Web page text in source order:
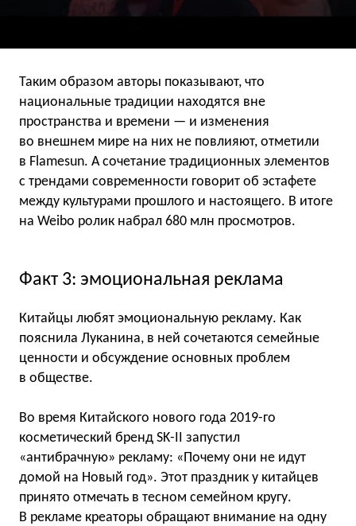
Таким образом авторы показывают, что
национальные традиции находятся вне
пространства и времени — и изменения
во внешнем мире на них не повлияют, отметили
в Flamesun. А сочетание традиционных элементов
с трендами современности говорит об эстафете
между культурами прошлого и настоящего. В итоге
на Weibo ролик набрал 680 млн просмотров.
Факт 3: эмоциональная реклама
Китайцы любят эмоциональную рекламу. Как
пояснила Луканина, в ней сочетаются семейные
ценности и обсуждение основных проблем
в обществе.
Во время Китайского нового года 2019-го
косметический бренд SK-II запустил
«антибрачную» рекламу: «Почему они не идут
домой на Новый год». Этот праздник у китайцев
принято отмечать в тесном семейном кругу.
В рекламе креаторы обращают внимание на одну